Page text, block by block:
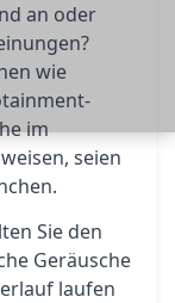
an oder
wie
im
seien
Sie den
Geräusche
laufen